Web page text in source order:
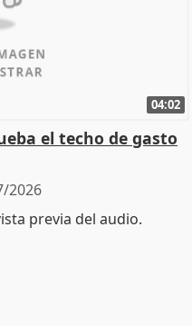
04:02
el techo de gasto
2026